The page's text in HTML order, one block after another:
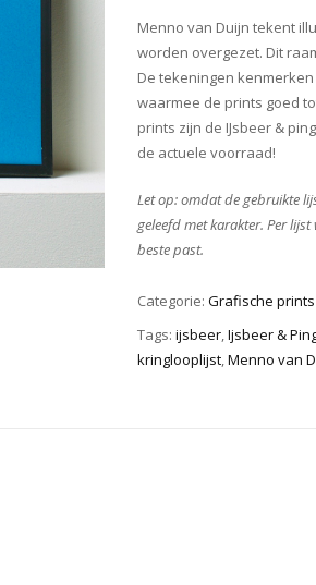
Menno van Duijn tekent
worden overgezet. Dit
De tekeningen
waarmee de prints goed
prints zijn de IJsbeer &
de actuele voorraad!
Let op: omdat de gebruikte
geleefd met karakter. Per
beste past.
Categorie: Grafische prints
Tags: ijsbeer,Ijsbeer &
kringlooplijst,Menno van